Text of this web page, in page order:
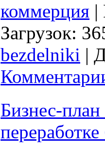
коммерция |
Загрузок:
bezdelniki |
Бизнес-